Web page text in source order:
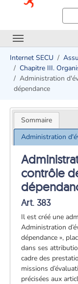
Internet SECU
Chapitre III.
Administration
dépendance
Sommaire
Administration
contrôle
Art. 383
Il est créé une
Administration
dépendance »,
dans ses
cadre des
missions
précisées aux